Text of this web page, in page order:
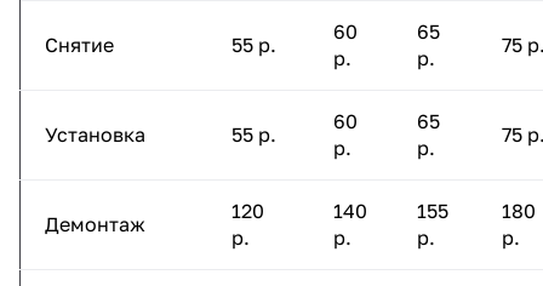
Снятие 55 р.
60
р.
65
р.
75
Установка 55 р.
60
р.
65
р.
75
Демонтаж
120
р.
140
р.
155
р.
180
р.